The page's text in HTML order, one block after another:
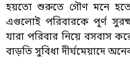
হয়তো শুরুতে গৌণ মনে হতে
এগুলোই পরিবারকে পূর্ণ
যারা পরিবার নিয়ে বসবাস
বাড়তি সুবিধা দীর্ঘমেয়াদে